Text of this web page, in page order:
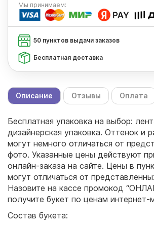
Мы принимаем:
50 пунктов выдачи заказов
Бесплатная доставка
Описание Отзывы Оплата
Бесплатная упаковка на выбор:
дизайнерская упаковка. Оттенок и
могут немного отличаться от
фото. Указанные цены действуют
онлайн-заказа на сайте. Цены в
могут отличаться от
Назовите на кассе промокод
получите букет по ценам интернет-
Состав букета: